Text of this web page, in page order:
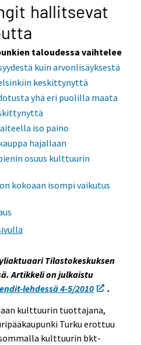
hallitsevat
taloudessa vaihtelee
kuin arvonlisäyksestä
keskittynyttä
yhä eri puolilla maata
iso paino
hajallaan
osuus kulttuurin
kokoaan isompi vaikutus
Tilastokeskuksen
Artikkeli on julkaistu
lehdessä 4-5/2010
.
kulttuurin tuottajana,
Turku erottuu
kulttuurin bkt-